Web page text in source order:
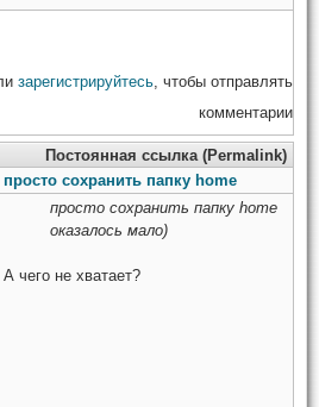
зарегистрируйтесь , чтобы отправлять
комментарии
Постоянная ссылка (Permalink)
просто сохранить папку home
просто сохранить папку home
оказалось мало)
А чего не хватает?